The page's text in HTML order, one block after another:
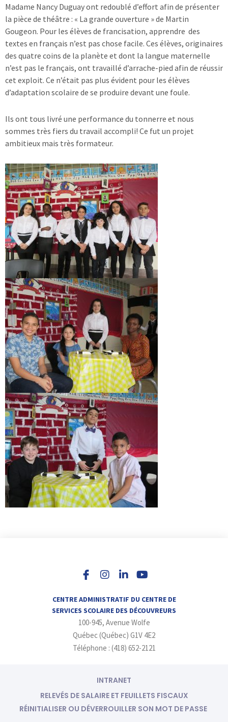
Madame Nancy Duguay ont redoublé d’effort afin de présenter
la pièce de théâtre : « La grande ouverture » de Martin
Gougeon. Pour les élèves de francisation, apprendre des
textes en français n’est pas chose facile. Ces élèves, originaires
des quatre coins de la planète et dont la langue maternelle
n’est pas le français, ont travaillé d’arrache-pied afin de réussir
cet exploit. Ce n’était pas plus évident pour les élèves
d’adaptation scolaire de se produire devant une foule.
Ils ont tous livré une performance du tonnerre et nous
sommes très fiers du travail accompli! Ce fut un projet
ambitieux mais très formateur.
s
g
r
a
m
n
d
i
n
-
i
n
u
b
e
CENTRE ADMINISTRATIF DU CENTRE DE
SERVICES SCOLAIRE DES DÉCOUVREURS
100-945, Avenue Wolfe
Québec (Québec) G1V 4E2
Téléphone : (418) 652-2121
INTRANET
RELEVÉS DE SALAIRE ET FEUILLETS FISCAUX
RÉINITIALISER OU DÉVERROUILLER SON MOT DE PASSE